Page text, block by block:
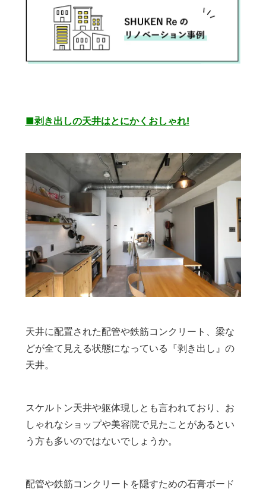
■剥き出しの天井はとにかくおしゃれ!
天井に配置された配管や鉄筋コンクリート、梁な
どが全て見える状態になっている『剥き出し』の
天井。
スケルトン天井や躯体現しとも言われており、お
しゃれなショップや美容院で見たことがあるとい
う方も多いのではないでしょうか。
配管や鉄筋コンクリートを隠すための石膏ボード